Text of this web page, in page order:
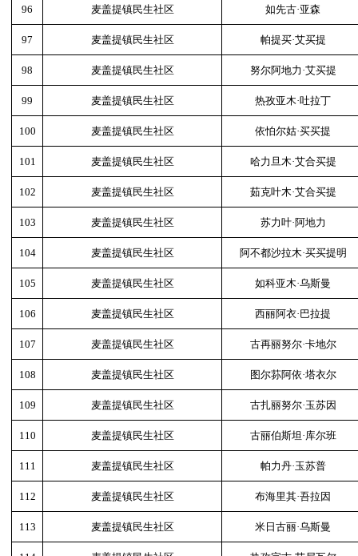
96 麦盖提镇民生社区 如先古·亚森
97 麦盖提镇民生社区 帕提买·艾买提
98 麦盖提镇民生社区 努尔阿地力·艾买提
99 麦盖提镇民生社区 热孜亚木·吐拉丁
100 麦盖提镇民生社区 依怕尔姑·买买提
101 麦盖提镇民生社区 哈力旦木·艾合买提
102 麦盖提镇民生社区 茹克叶木·艾合买提
103 麦盖提镇民生社区 苏力叶·阿地力
104 麦盖提镇民生社区 阿不都沙拉木·买买提明
105 麦盖提镇民生社区 如科亚木·乌斯曼
106 麦盖提镇民生社区 西丽阿衣·巴拉提
107 麦盖提镇民生社区 古再丽努尔·卡地尔
108 麦盖提镇民生社区 图尔荪阿依·塔衣尔
109 麦盖提镇民生社区 古扎丽努尔·玉苏因
110 麦盖提镇民生社区 古丽伯斯坦·库尔班
111 麦盖提镇民生社区 帕力丹·玉苏普
112 麦盖提镇民生社区 布海里其·吾拉因
113 麦盖提镇民生社区 米日古丽·乌斯曼